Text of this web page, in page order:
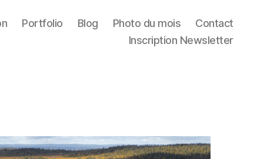
Portfolio Blog Photo du mois
Contact
Inscription Newsletter